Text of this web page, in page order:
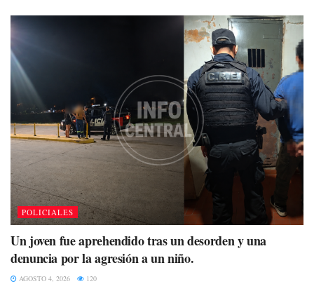
POLICIALES
Un joven fue aprehendido tras un desorden y una
denuncia por la agresión a un niño.
AGOSTO 4, 2026 120